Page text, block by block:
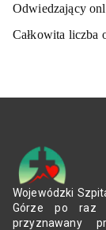
Odwiedzający
Całkowita liczba
Wojewódzki
Górze po raz
przyznawany